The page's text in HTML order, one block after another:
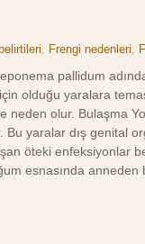
, Frengi nedenleri,
pallidum
olduğu yaralara
neden olur. Bulaşma
yaralar dış genital
öteki enfeksiyonlar
esnasında